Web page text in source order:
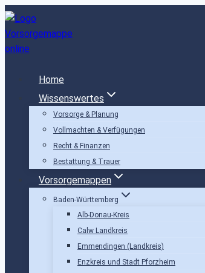
Zum
Inhalt
springen
Home
Wissenswertes
Vorsorge & Planung
Vollmachten & Verfügungen
Recht & Finanzen
Bestattung & Trauer
Vorsorgemappen
Baden-Württemberg
Alb-Donau-Kreis
Calw Landkreis
Emmendingen (Landkreis)
Enzkreis und Stadt Pforzheim